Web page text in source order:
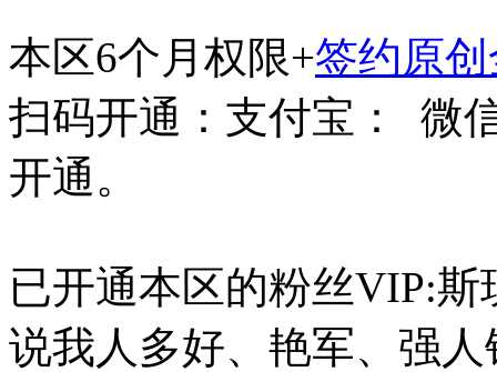
本区6个月权限+签约原
扫码开通：支付宝：
微
开通。
已开通本区的粉丝VIP:
说我人多好、艳军、强